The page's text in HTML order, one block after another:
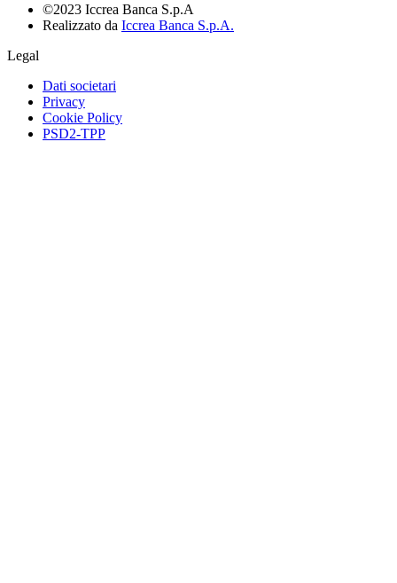
©2023 Iccrea Banca S.p.A
Realizzato da Iccrea Banca S.p.A.
Legal
Dati societari
Privacy
Cookie Policy
PSD2-TPP